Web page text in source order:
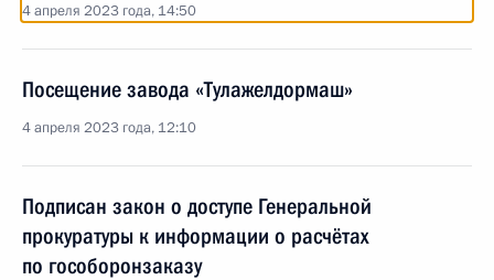
4 апреля 2023 года, 14:50
Посещение завода «Тулажелдормаш»
4 апреля 2023 года, 12:10
Подписан закон о доступе Генеральной
прокуратуры к информации о расчётах
по гособоронзаказу